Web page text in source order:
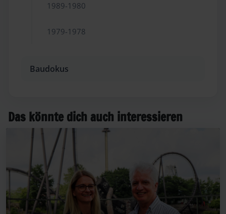
1989-1980
1979-1978
Baudokus
Das könnte dich auch interessieren